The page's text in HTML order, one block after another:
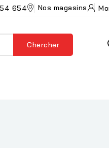
654 Nos magasins
Chercher